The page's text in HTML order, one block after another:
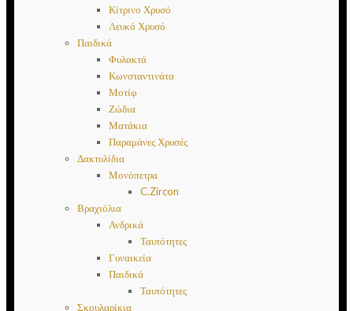
Κίτρινο Χρυσό
Λευκό Χρυσό
Παιδικά
Φυλακτά
Κωνσταντινάτα
Μοτίφ
Ζώδια
Ματάκια
Παραμάνες Χρυσές
Δακτυλίδια
Μονόπετρα
C.Zircon
Βραχιόλια
Ανδρικά
Ταυτότητες
Γυναικεία
Παιδικά
Ταυτότητες
Σκουλαρίκια